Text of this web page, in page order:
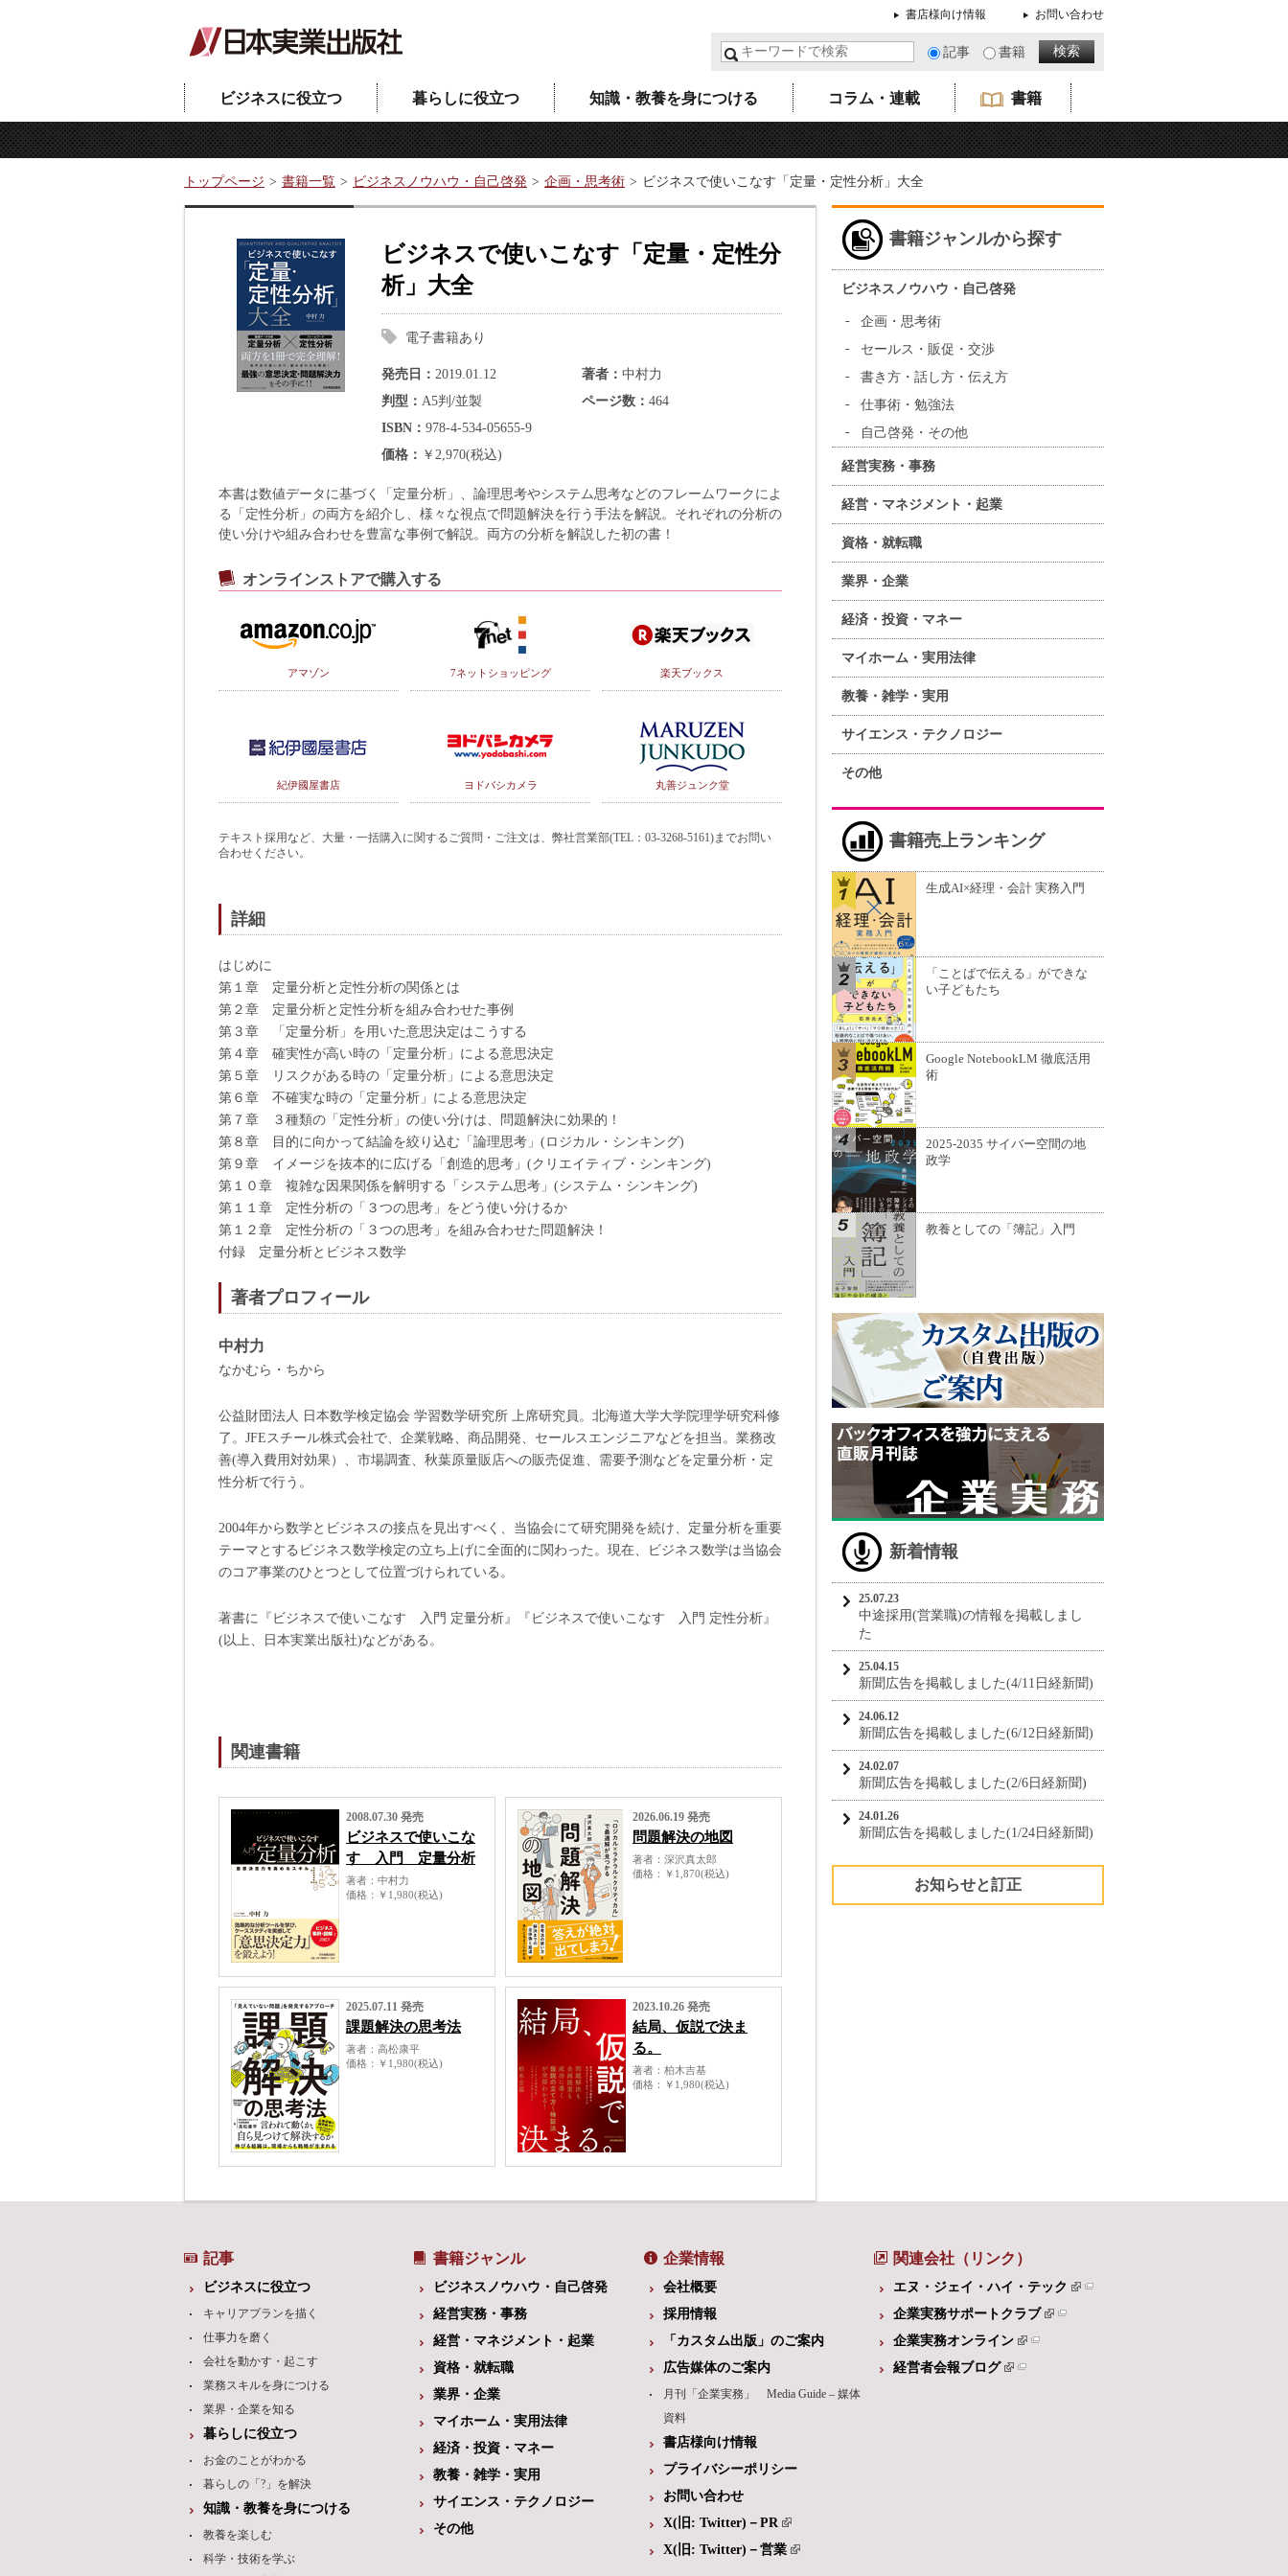
書店様向け情報 お問い合わせ
記事 書籍
ビジネスに役立つ 暮らしに役立つ 知識・教養を身につける コラム・連載 書籍
トップページ 書籍一覧 ビジネスノウハウ・自己啓発 企画・思考術 ビジネスで使いこなす「定量・定性分析」大全
ビジネスで使いこなす「定量・定性分
析」大全
電子書籍あり
発売日 2019.01.12 著者
中村力
判型
A5判/並製 ページ数
464
ISBN
978-4-534-05655-9
価格
￥2,970(税込)
本書は数値データに基づく「定量分析」、論理思考やシステム思考などのフレームワークによ
る「定性分析」の両方を紹介し、様々な視点で問題解決を行う手法を解説。それぞれの分析の
使い分けや組み合わせを豊富な事例で解説。両方の分析を解説した初の書！
オンラインストアで購入する
アマゾン 7ネットショッピング 楽天ブックス
紀伊國屋書店 ヨドバシカメラ 丸善ジュンク堂
テキスト採用など、大量・一括購入に関するご質問・ご注文は、弊社営業部(TEL：03-3268-5161)までお問い
合わせください。
詳細
はじめに
第１章 定量分析と定性分析の関係とは
第２章 定量分析と定性分析を組み合わせた事例
第３章 「定量分析」を用いた意思決定はこうする
第４章 確実性が高い時の「定量分析」による意思決定
第５章 リスクがある時の「定量分析」による意思決定
第６章 不確実な時の「定量分析」による意思決定
第７章 ３種類の「定性分析」の使い分けは、問題解決に効果的！
第８章 目的に向かって結論を絞り込む「論理思考」(ロジカル・シンキング)
第９章 イメージを抜本的に広げる「創造的思考」(クリエイティブ・シンキング)
第１０章 複雑な因果関係を解明する「システム思考」(システム・シンキング)
第１１章 定性分析の「３つの思考」をどう使い分けるか
第１２章 定性分析の「３つの思考」を組み合わせた問題解決！
付録 定量分析とビジネス数学
著者プロフィール
中村力
なかむら・ちから
公益財団法人 日本数学検定協会 学習数学研究所 上席研究員。北海道大学大学院理学研究科修
了。JFEスチール株式会社で、企業戦略、商品開発、セールスエンジニアなどを担当。業務改
善(導入費用対効果）、市場調査、秋葉原量販店への販売促進、需要予測などを定量分析・定
性分析で行う。
2004年から数学とビジネスの接点を見出すべく、当協会にて研究開発を続け、定量分析を重要
テーマとするビジネス数学検定の立ち上げに全面的に関わった。現在、ビジネス数学は当協会
のコア事業のひとつとして位置づけられている。
著書に『ビジネスで使いこなす 入門 定量分析』『ビジネスで使いこなす 入門 定性分析』
(以上、日本実業出版社)などがある。
関連書籍
2008.07.30 発売
ビジネスで使いこな
す 入門 定量分析
著者
中村力
価格
￥1,980(税込)
2026.06.19 発売
問題解決の地図
著者
深沢真太郎
価格
￥1,870(税込)
2025.07.11 発売
課題解決の思考法
著者
高松康平
価格
￥1,980(税込)
2023.10.26 発売
結局、仮説で決ま
る。
著者
柏木吉基
価格
￥1,980(税込)
書籍ジャンルから探す
ビジネスノウハウ・自己啓発
企画・思考術
セールス・販促・交渉
書き方・話し方・伝え方
仕事術・勉強法
自己啓発・その他
経営実務・事務
経営・マネジメント・起業
資格・就転職
業界・企業
経済・投資・マネー
マイホーム・実用法律
教養・雑学・実用
サイエンス・テクノロジー
その他
書籍売上ランキング
生成AI×経理・会計 実務入門
「ことばで伝える」ができな
い子どもたち
Google NotebookLM 徹底活用
術
2025-2035 サイバー空間の地
政学
教養としての「簿記」入門
新着情報
25.07.23
中途採用(営業職)の情報を掲載しまし
た
25.04.15
新聞広告を掲載しました(4/11日経新聞)
24.06.12
新聞広告を掲載しました(6/12日経新聞)
24.02.07
新聞広告を掲載しました(2/6日経新聞)
24.01.26
新聞広告を掲載しました(1/24日経新聞)
お知らせと訂正
記事
ビジネスに役立つ
キャリアプランを描く
仕事力を磨く
会社を動かす・起こす
業務スキルを身につける
業界・企業を知る
暮らしに役立つ
お金のことがわかる
暮らしの「?」を解決
知識・教養を身につける
教養を楽しむ
科学・技術を学ぶ
書籍ジャンル
ビジネスノウハウ・自己啓発
経営実務・事務
経営・マネジメント・起業
資格・就転職
業界・企業
マイホーム・実用法律
経済・投資・マネー
教養・雑学・実用
サイエンス・テクノロジー
その他
企業情報
会社概要
採用情報
「カスタム出版」のご案内
広告媒体のご案内
月刊「企業実務」 Media Guide – 媒体
資料
書店様向け情報
プライバシーポリシー
お問い合わせ
X(旧: Twitter)－PR
X(旧: Twitter)－営業
関連会社（リンク）
エヌ・ジェイ・ハイ・テック
企業実務サポートクラブ
企業実務オンライン
経営者会報ブログ